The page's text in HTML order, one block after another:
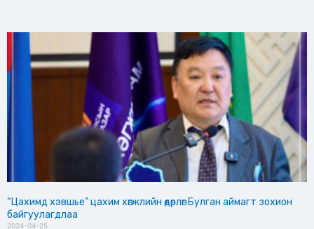
“Цахимд хэвшье” цахим хөгжлийн өдөрлөг Булган аймагт зохион
байгуулагдлаа
2024-04-25